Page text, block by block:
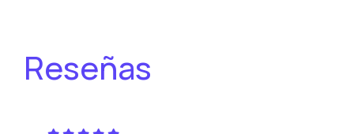
Reseñas